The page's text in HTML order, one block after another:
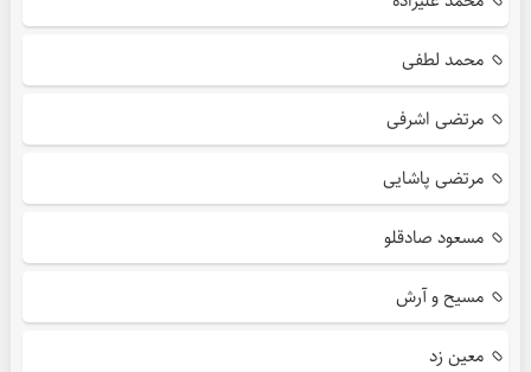
محمد لطفی
مرتضی اشرفی
مرتضی پاشایی
مسعود صادقلو
مسیح و آرش
معین زد